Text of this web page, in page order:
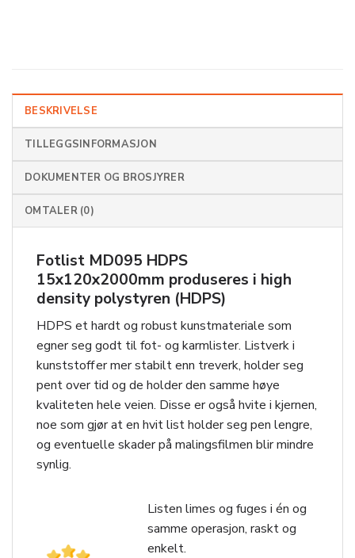
BESKRIVELSE
TILLEGGSINFORMASJON
DOKUMENTER OG BROSJYRER
OMTALER (0)
Fotlist MD095 HDPS
15x120x2000mm produseres i high
density polystyren (HDPS)
HDPS et hardt og robust kunstmateriale som
egner seg godt til fot- og karmlister. Listverk i
kunststoff er mer stabilt enn treverk, holder seg
pent over tid og de holder den samme høye
kvaliteten hele veien. Disse er også hvite i kjernen,
noe som gjør at en hvit list holder seg pen lengre,
og eventuelle skader på malingsfilmen blir mindre
synlig.
Listen limes og fuges i én og
samme operasjon, raskt og
enkelt.